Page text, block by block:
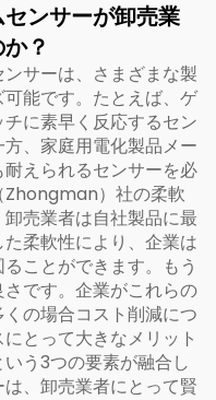
ンサーが卸売業
？
サーは、さまざまな製
能です。たとえば、ゲ
に素早く反応するセン
、家庭用電化製品メー
えられるセンサーを必
Zhongman）社の柔軟
売業者は自社製品に最
柔軟性により、企業は
ことができます。もう
です。企業がこれらの
の場合コスト削減につ
とって大きなメリット
う3つの要素が融合し
、卸売業者にとって賢